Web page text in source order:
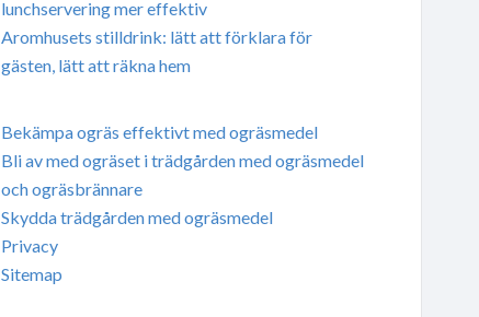
lunchservering mer effektiv
Aromhusets stilldrink: lätt att förklara för
gästen, lätt att räkna hem
Bekämpa ogräs effektivt med ogräsmedel
Bli av med ogräset i trädgården med ogräsmedel
och ogräsbrännare
Skydda trädgården med ogräsmedel
Privacy
Sitemap